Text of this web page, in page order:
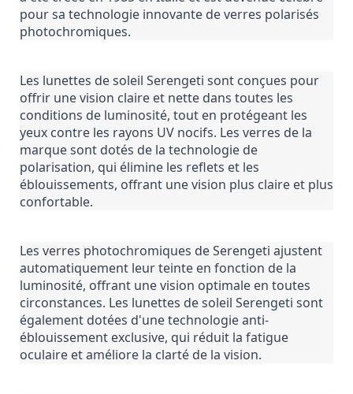
pour sa technologie innovante de verres polarisés
photochromiques.
Les lunettes de soleil Serengeti sont conçues pour
offrir une vision claire et nette dans toutes les
conditions de luminosité, tout en protégeant les
yeux contre les rayons UV nocifs. Les verres de la
marque sont dotés de la technologie de
polarisation, qui élimine les reflets et les
éblouissements, offrant une vision plus claire et plus
confortable.
Les verres photochromiques de Serengeti ajustent
automatiquement leur teinte en fonction de la
luminosité, offrant une vision optimale en toutes
circonstances. Les lunettes de soleil Serengeti sont
également dotées d'une technologie anti-
éblouissement exclusive, qui réduit la fatigue
oculaire et améliore la clarté de la vision.